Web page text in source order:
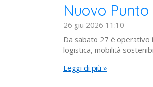
Nuovo
26 giu 2026 11:10
Da sabato 27 è operativo
logistica, mobilità
Leggi di più »